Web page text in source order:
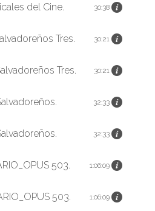
del Cine. 30:38
Tres. 30:21
Tres. 30:21
32:33
32:33
503. 1:06:09
503. 1:06:09